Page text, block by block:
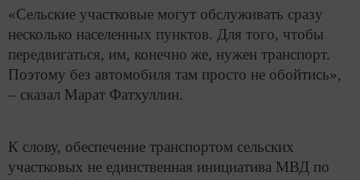
«Сельские участковые могут обслуживать сразу
несколько населенных пунктов. Для того, чтобы
передвигаться, им, конечно же, нужен транспорт.
Поэтому без автомобиля там просто не обойтись»,
– сказал Марат Фатхуллин.
К слову, обеспечение транспортом сельских
участковых не единственная инициатива МВД по